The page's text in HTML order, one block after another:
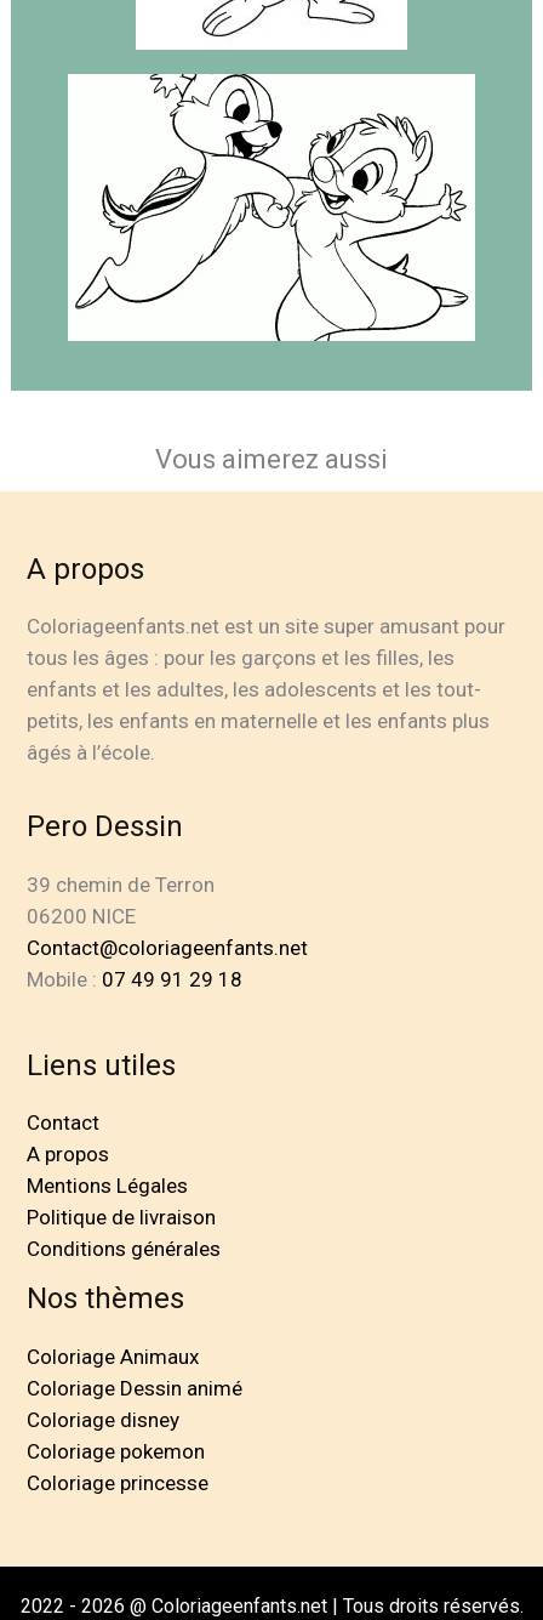
Vous aimerez aussi
A propos
Coloriageenfants.net est un site super amusant pour
tous les âges : pour les garçons et les filles, les
enfants et les adultes, les adolescents et les tout-
petits, les enfants en maternelle et les enfants plus
âgés à l’école.
Pero Dessin
39 chemin de Terron
06200 NICE
Contact@coloriageenfants.net
Mobile : 07 49 91 29 18
Liens utiles
Contact
A propos
Mentions Légales
Politique de livraison
Conditions générales
Nos thèmes
Coloriage Animaux
Coloriage Dessin animé
Coloriage disney
Coloriage pokemon
Coloriage princesse
2022 - 2026 @ Coloriageenfants.net | Tous droits réservés.